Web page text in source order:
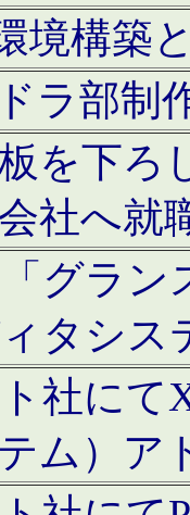
境構築
ラ部制
を下ろ
社へ就
グラン
タシス
社にて
ム）ア